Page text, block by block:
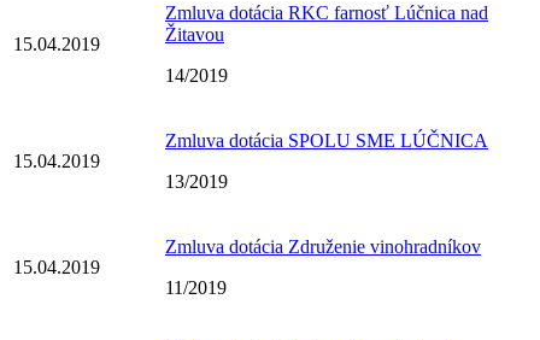
15.04.2019
Zmluva dotácia RKC farnosť Lúčnica nad
Žitavou
14/2019
15.04.2019
Zmluva dotácia SPOLU SME LÚČNICA
13/2019
15.04.2019
Zmluva dotácia Združenie vinohradníkov
11/2019